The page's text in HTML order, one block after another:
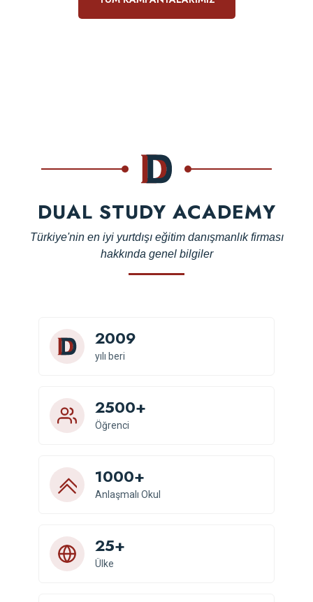
DUAL STUDY ACADEMY
Türkiye'nin en iyi yurtdışı eğitim danışmanlık firması
hakkında genel bilgiler
2009
yılı beri
2500+
Öğrenci
1000+
Anlaşmalı Okul
25+
Ülke